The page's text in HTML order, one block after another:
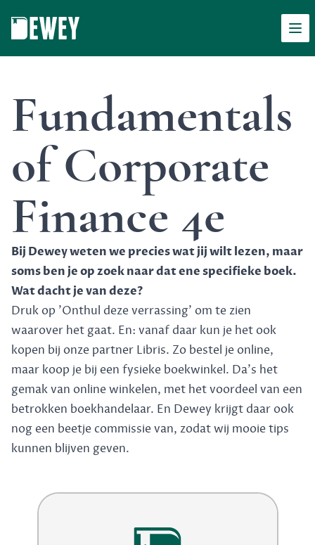
Fundamentals
of Corporate
Finance 4e
Bij Dewey weten we precies wat jij wilt lezen, maar
soms ben je op zoek naar dat ene specifieke boek.
Wat dacht je van deze?
Druk op 'Onthul deze verrassing' om te zien
waarover het gaat. En: vanaf daar kun je het ook
kopen bij onze partner Libris. Zo bestel je online,
maar koop je bij een fysieke boekwinkel. Da's het
gemak van online winkelen, met het voordeel van een
betrokken boekhandelaar. En Dewey krijgt daar ook
nog een beetje commissie van, zodat wij mooie tips
kunnen blijven geven.